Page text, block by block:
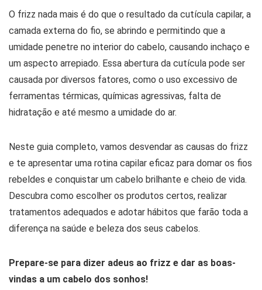
O frizz nada mais é do que o resultado da cutícula capilar, a
camada externa do fio, se abrindo e permitindo que a
umidade penetre no interior do cabelo, causando inchaço e
um aspecto arrepiado. Essa abertura da cutícula pode ser
causada por diversos fatores, como o uso excessivo de
ferramentas térmicas, químicas agressivas, falta de
hidratação e até mesmo a umidade do ar.
Neste guia completo, vamos desvendar as causas do frizz
e te apresentar uma rotina capilar eficaz para domar os fios
rebeldes e conquistar um cabelo brilhante e cheio de vida.
Descubra como escolher os produtos certos, realizar
tratamentos adequados e adotar hábitos que farão toda a
diferença na saúde e beleza dos seus cabelos.
Prepare-se para dizer adeus ao frizz e dar as boas-
vindas a um cabelo dos sonhos!